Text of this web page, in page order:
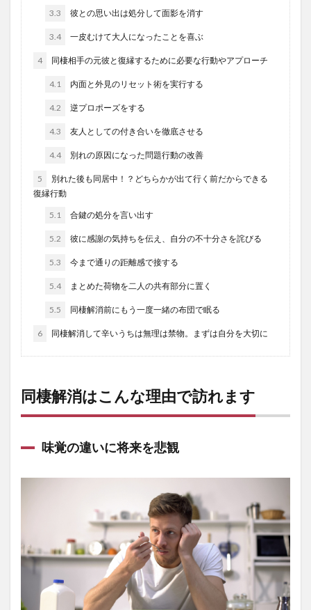
3.3 彼との思い出は処分して面影を消す
3.4 一皮むけて大人になったことを喜ぶ
4 同棲相手の元彼と復縁するために必要な行動やアプローチ
4.1 内面と外見のリセット術を実行する
4.2 逆プロポーズをする
4.3 友人としての付き合いを徹底させる
4.4 別れの原因になった問題行動の改善
5
別れた後も同居中！？どちらかが出て行く前だからできる
復縁行動
5.1 合鍵の処分を言い出す
5.2 彼に感謝の気持ちを伝え、自分の不十分さを詫びる
5.3 今まで通りの距離感で接する
5.4 まとめた荷物を二人の共有部分に置く
5.5 同棲解消前にもう一度一緒の布団で眠る
6 同棲解消して辛いうちは無理は禁物。まずは自分を大切に
同棲解消はこんな理由で訪れます
味覚の違いに将来を悲観